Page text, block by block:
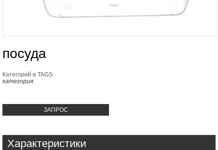
посуда
Категорий и TAGS:
категория
ЗАПРОС
Характеристики